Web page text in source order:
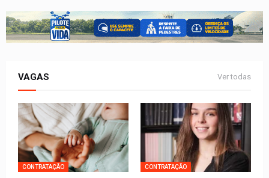
VAGAS Ver todas
CONTRATAÇÃO CONTRATAÇÃO